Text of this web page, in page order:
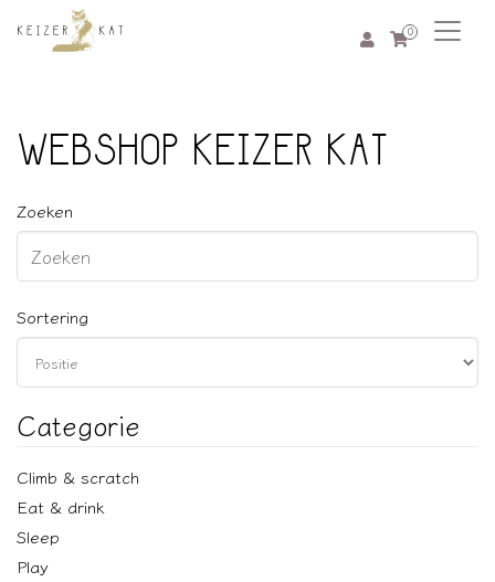
0
WEBSHOP KEIZER KAT
Zoeken
Sortering
Categorie
Climb & scratch
Eat & drink
Sleep
Play